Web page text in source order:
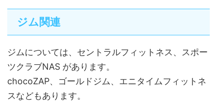
ジム関連
ジムについては、セントラルフィットネス、スポー
ツクラブNAS があります。
chocoZAP、ゴールドジム、エニタイムフィットネ
スなどもあります。